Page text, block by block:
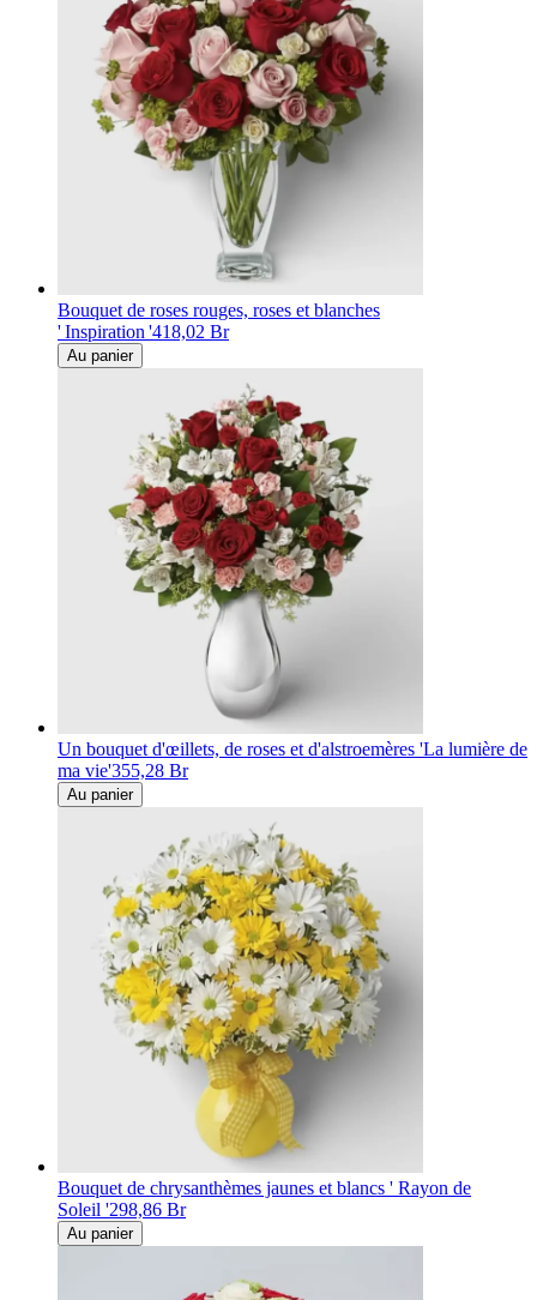
Bouquet de roses rouges, roses et blanches
' Inspiration '418,02 Br
Au panier
Un bouquet d'œillets, de roses et d'alstroemères 'La lumière de
ma vie'355,28 Br
Au panier
Bouquet de chrysanthèmes jaunes et blancs ' Rayon de
Soleil '298,86 Br
Au panier